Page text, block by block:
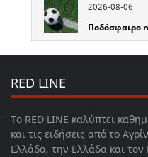
2026-08-06
Ποδόσφαιρο
RED LINE
Το RED LINE καλύπτει
και τις ειδήσεις από το
Ελλάδα, την Ελλάδα και τον